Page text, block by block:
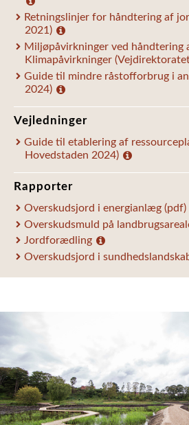
Retningslinjer for håndtering af
2021)
Miljøpåvirkninger ved håndtering
Klimapåvirkninger
Guide til mindre råstofforbrug i
2024)
Vejledninger
Guide til etablering af
Hovedstaden 2024)
Rapporter
Overskudsjord i energianlæg (pdf)
Overskudsmuld på
Jordforædling
Overskudsjord i